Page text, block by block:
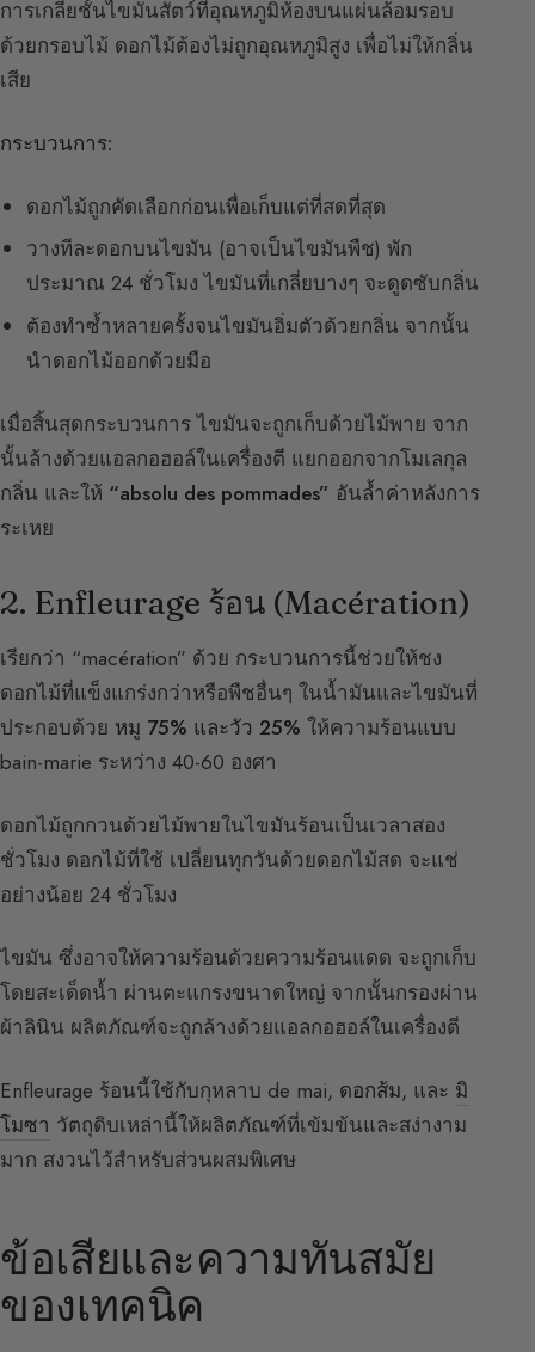
การเกลี่ยชั้นไขมันสัตว์ที่อุณหภูมิห้องบนแผ่นล้อมรอบ
ด้วยกรอบไม้ ดอกไม้ต้องไม่ถูกอุณหภูมิสูง เพื่อไม่ให้กลิ่น
เสีย
กระบวนการ:
ดอกไม้ถูกคัดเลือกก่อนเพื่อเก็บแต่ที่สดที่สุด
วางทีละดอกบนไขมัน (อาจเป็นไขมันพืช) พัก
ประมาณ 24 ชั่วโมง ไขมันที่เกลี่ยบางๆ จะดูดซับกลิ่น
ต้องทำซ้ำหลายครั้งจนไขมันอิ่มตัวด้วยกลิ่น จากนั้น
นำดอกไม้ออกด้วยมือ
เมื่อสิ้นสุดกระบวนการ ไขมันจะถูกเก็บด้วยไม้พาย จาก
นั้นล้างด้วยแอลกอฮอล์ในเครื่องตี แยกออกจากโมเลกุล
กลิ่น และให้ “absolu des pommades” อันล้ำค่าหลังการ
ระเหย
2. Enfleurage ร้อน (Macération)
เรียกว่า “macération” ด้วย กระบวนการนี้ช่วยให้ชง
ดอกไม้ที่แข็งแกร่งกว่าหรือพืชอื่นๆ ในน้ำมันและไขมันที่
ประกอบด้วย หมู 75% และวัว 25% ให้ความร้อนแบบ
bain-marie ระหว่าง 40-60 องศา
ดอกไม้ถูกกวนด้วยไม้พายในไขมันร้อนเป็นเวลาสอง
ชั่วโมง ดอกไม้ที่ใช้ เปลี่ยนทุกวันด้วยดอกไม้สด จะแช่
อย่างน้อย 24 ชั่วโมง
ไขมัน ซึ่งอาจให้ความร้อนด้วยความร้อนแดด จะถูกเก็บ
โดยสะเด็ดน้ำ ผ่านตะแกรงขนาดใหญ่ จากนั้นกรองผ่าน
ผ้าลินิน ผลิตภัณฑ์จะถูกล้างด้วยแอลกอฮอล์ในเครื่องตี
Enfleurage ร้อนนี้ใช้กับกุหลาบ de mai, ดอกส้ม, และ มิ
โมซา วัตถุดิบเหล่านี้ให้ผลิตภัณฑ์ที่เข้มข้นและสง่างาม
มาก สงวนไว้สำหรับส่วนผสมพิเศษ
ข้อเสียและความทันสมัย
ของเทคนิค